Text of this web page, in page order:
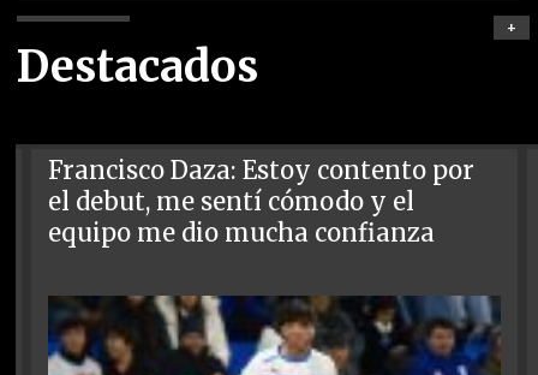
Destacados
+
Francisco Daza: Estoy contento por
el debut, me sentí cómodo y el
equipo me dio mucha confianza